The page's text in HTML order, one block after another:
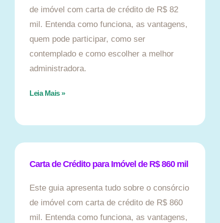
de imóvel com carta de crédito de R$ 82
mil. Entenda como funciona, as vantagens,
quem pode participar, como ser
contemplado e como escolher a melhor
administradora.
Leia Mais »
Carta de Crédito para Imóvel de R$ 860 mil
Este guia apresenta tudo sobre o consórcio
de imóvel com carta de crédito de R$ 860
mil. Entenda como funciona, as vantagens,